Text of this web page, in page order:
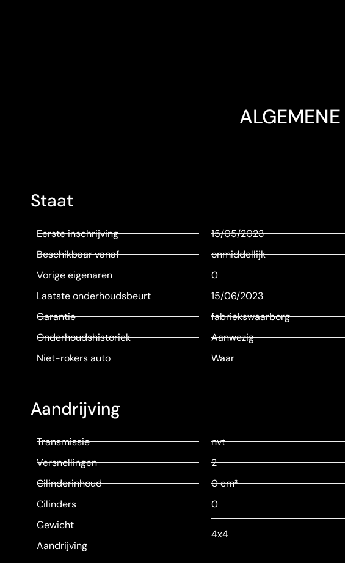
Staat
Eerste inschrijving
Beschikbaar vanaf
Vorige eigenaren
Laatste onderhoudsbeurt
Garantie
Onderhoudshistoriek
Niet-rokers auto
15/05/2023
onmiddellijk
0
15/06/2023
fabriekswaarborg
Aanwezig
Waar
Aandrijving
Transmissie
Versnellingen
Cilinderinhoud
Cilinders
Gewicht
Aandrijving
nvt
2
0 cm³
0
4x4